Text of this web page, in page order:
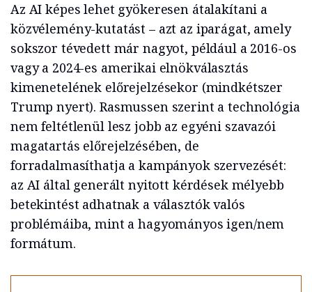
Az AI képes lehet gyökeresen átalakítani a
közvélemény-kutatást – azt az iparágat, amely
sokszor tévedett már nagyot, például a 2016-os
vagy a 2024-es amerikai elnökválasztás
kimenetelének előrejelzésekor (mindkétszer
Trump nyert). Rasmussen szerint a technológia
nem feltétlenül lesz jobb az egyéni szavazói
magatartás előrejelzésében, de
forradalmasíthatja a kampányok szervezését:
az AI által generált nyitott kérdések mélyebb
betekintést adhatnak a választók valós
problémáiba, mint a hagyományos igen/nem
formátum.